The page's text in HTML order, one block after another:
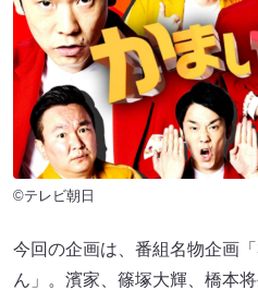
©テレビ朝日
今回の企画は、番組名物企画
ん」。濱家、篠塚大輝、橋本